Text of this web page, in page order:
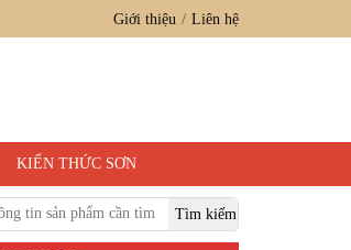
Giới thiệu Liên hệ
KIẾN THỨC SƠN